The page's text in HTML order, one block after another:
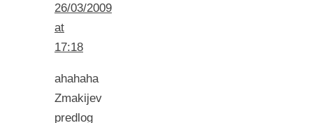
26/03/2009
at
17:18
ahahaha
Zmakijev
predlog